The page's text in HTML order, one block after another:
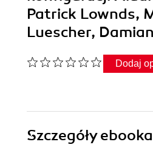
Patrick Lownds,
Luescher,
Dodaj
Szczegółyebooka